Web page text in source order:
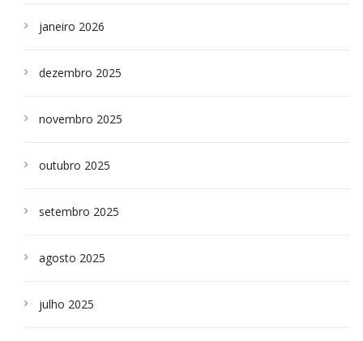
janeiro 2026
dezembro 2025
novembro 2025
outubro 2025
setembro 2025
agosto 2025
julho 2025